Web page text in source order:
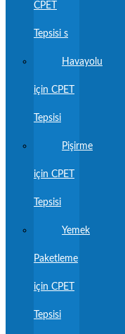
CPET
Tepsisi s
Havayolu
için CPET
Tepsisi
Pişirme
için CPET
Tepsisi
Yemek
Paketleme
için CPET
Tepsisi